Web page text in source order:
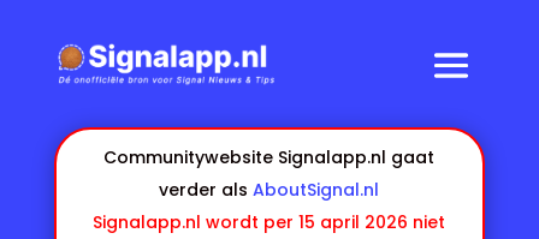
Communitywebsite Signalapp.nl gaat
verder alsAboutSignal.nl
Signalapp.nl wordt per 15 april 2026 niet